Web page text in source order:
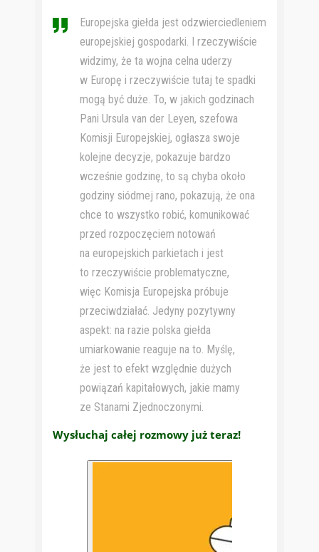
Europejska giełda jest odzwierciedleniem
europejskiej gospodarki. I rzeczywiście
widzimy, że ta wojna celna uderzy
w Europę i rzeczywiście tutaj te spadki
mogą być duże. To, w jakich godzinach
Pani Ursula van der Leyen, szefowa
Komisji Europejskiej, ogłasza swoje
kolejne decyzje, pokazuje bardzo
wcześnie godzinę, to są chyba około
godziny siódmej rano, pokazują, że ona
chce to wszystko robić, komunikować
przed rozpoczęciem notowań
na europejskich parkietach i jest
to rzeczywiście problematyczne,
więc Komisja Europejska próbuje
przeciwdziałać. Jedyny pozytywny
aspekt: na razie polska giełda
umiarkowanie reaguje na to. Myślę,
że jest to efekt względnie dużych
powiązań kapitałowych, jakie mamy
ze Stanami Zjednoczonymi.
Wysłuchaj całej rozmowy już teraz!